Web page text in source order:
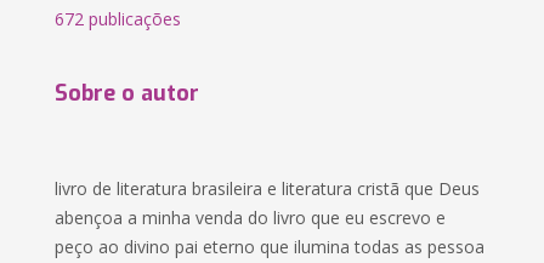
672 publicações
Sobre o autor
livro de literatura brasileira e literatura cristã que Deus
abençoa a minha venda do livro que eu escrevo e
peço ao divino pai eterno que ilumina todas as pessoa